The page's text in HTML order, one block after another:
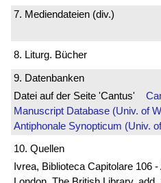
7. Mediendateien (div.)
8. Liturg. Bücher
9. Datenbanken
Datei auf der Seite 'Cantus'
Manuscript Database (Univ. of
Antiphonale Synopticum (Univ.
10. Quellen
Ivrea, Biblioteca Capitolare 106